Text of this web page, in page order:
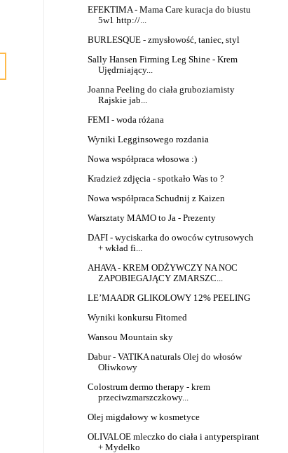
EFEKTIMA - Mama Care kuracja do biustu
5w1 http://...
BURLESQUE - zmysłowość, taniec, styl
Sally Hansen Firming Leg Shine - Krem
Ujędrniający...
Joanna Peeling do ciała gruboziarnisty
Rajskie jab...
FEMI - woda różana
Wyniki Legginsowego rozdania
Nowa współpraca włosowa :)
Kradzież zdjęcia - spotkało Was to ?
Nowa współpraca Schudnij z Kaizen
Warsztaty MAMO to Ja - Prezenty
DAFI - wyciskarka do owoców cytrusowych
+ wkład fi...
AHAVA - KREM ODŻYWCZY NA NOC
ZAPOBIEGAJĄCY ZMARSZC...
LE’MAADR GLIKOLOWY 12% PEELING
Wyniki konkursu Fitomed
Wansou Mountain sky
Dabur - VATIKA naturals Olej do włosów
Oliwkowy
Colostrum dermo therapy - krem
przeciwzmarszczkowy...
Olej migdałowy w kosmetyce
OLIVALOE mleczko do ciała i antyperspirant
+ Mydełko